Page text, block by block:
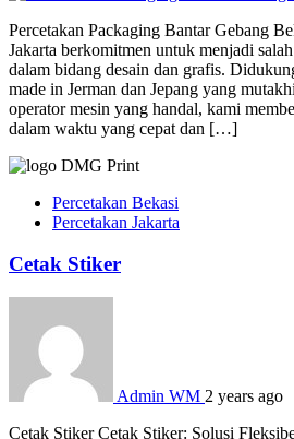
Percetakan Packaging Bantar Gebang
Jakarta berkomitmen untuk menjadi
dalam bidang desain dan grafis.
made in Jerman dan Jepang yang
operator mesin yang handal, kami
dalam waktu yang cepat dan […]
Percetakan Bekasi
Percetakan Jakarta
Cetak Stiker
Admin WM 2 years ago
Cetak Stiker Cetak Stiker: Solusi